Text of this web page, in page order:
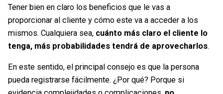
Tener bien en claro los beneficios que le vas a
proporcionar al cliente y cómo este va a acceder a los
mismos. Cualquiera sea, cuánto más claro el cliente lo
tenga, más probabilidades tendrá de aprovecharlos.
En este sentido, el principal consejo es que la persona
pueda registrarse fácilmente. ¿Por qué? Porque si